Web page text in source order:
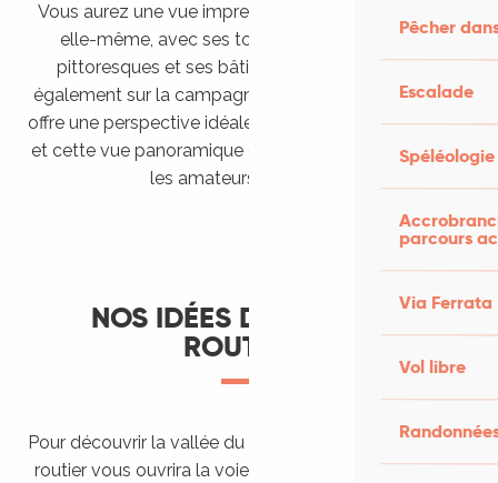
Pêcher
Escalade
Spéléologie
parcours
Via Ferrata
Vol libre
Vous aurez une vue imprenable sur la ville de Cajarc
elle-même, avec ses toits de tuiles, ses ruelles
pittoresques et ses bâtiments historiques, mais
également sur la campagne environnante. La Plogne
offre une perspective idéale pour apprécier le paysage
et cette vue panoramique est l’endroit idéal pour tous
les amateurs de photos.
NOS IDÉES DE CIRCUITS
ROUTIERS
Pour découvrir la vallée du Lot et du Célé, notre circuit
routier vous ouvrira la voie et vous conduira vers des